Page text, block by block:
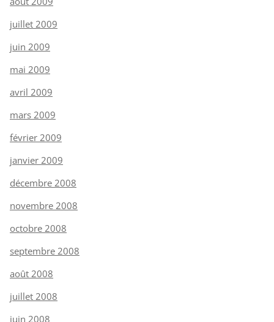
juillet 2009
juin 2009
mai 2009
avril 2009
mars 2009
février 2009
janvier 2009
décembre 2008
novembre 2008
octobre 2008
septembre 2008
août 2008
juillet 2008
juin 2008